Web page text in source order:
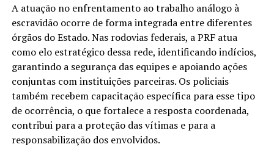
A atuação no enfrentamento ao trabalho análogo à
escravidão ocorre de forma integrada entre diferentes
órgãos do Estado. Nas rodovias federais, a PRF atua
como elo estratégico dessa rede, identificando indícios,
garantindo a segurança das equipes e apoiando ações
conjuntas com instituições parceiras. Os policiais
também recebem capacitação específica para esse tipo
de ocorrência, o que fortalece a resposta coordenada,
contribui para a proteção das vítimas e para a
responsabilização dos envolvidos.